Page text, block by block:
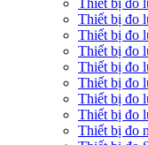
Thiết bị đo
Thiết bị đo
Thiết bị đo
Thiết bị đo
Thiết bị đo
Thiết bị đo
Thiết bị đo
Thiết bị đo